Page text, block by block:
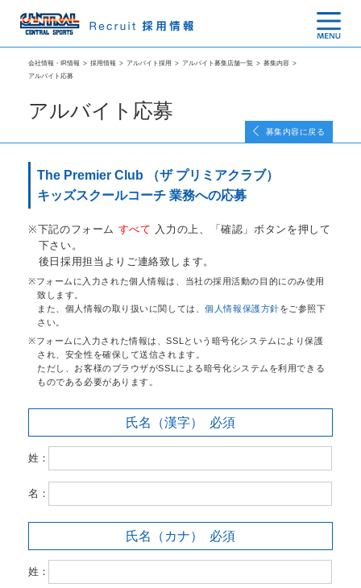
会社情報・IR情報 > 採用情報 > アルバイト採用 > アルバイト募集店舗一覧 > 募集内容 >
アルバイト応募
アルバイト応募
募集内容に戻る
The Premier Club （ザ プリミアクラブ）
キッズスクールコーチ 業務への応募
下記のフォーム すべて 入力の上、「確認」ボタンを押して
下さい。
後日採用担当よりご連絡致します。
フォームに入力された個人情報は、当社の採用活動の目的にのみ使用
致します。
また、個人情報の取り扱いに関しては、個人情報保護方針をご参照下
さい。
フォームに入力された情報は、SSLという暗号化システムにより保護
され、安全性を確保して送信されます。
ただし、お客様のブラウザがSSLによる暗号化システムを利用できる
ものである必要があります。
氏名（漢字） 必須
姓：
名：
氏名（カナ） 必須
姓：